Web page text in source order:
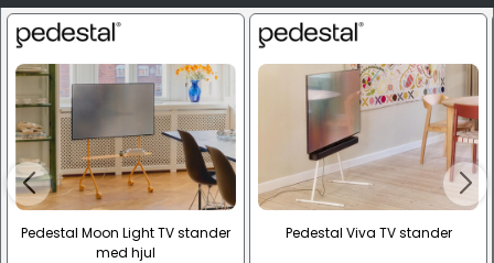
Pedestal Moon Light TV stander
med hjul
Pedestal Viva TV stander